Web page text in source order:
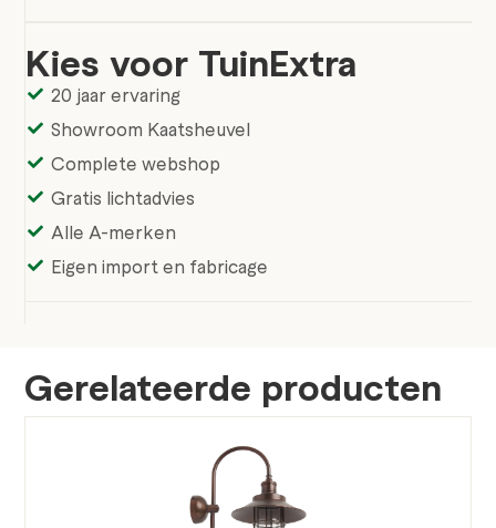
Kies voor TuinExtra
20 jaar ervaring
Showroom Kaatsheuvel
Complete webshop
Gratis lichtadvies
Alle A-merken
Eigen import en fabricage
Gerelateerde producten